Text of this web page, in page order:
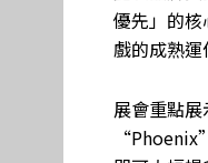
優先」的
戲的成熟運
展會重點